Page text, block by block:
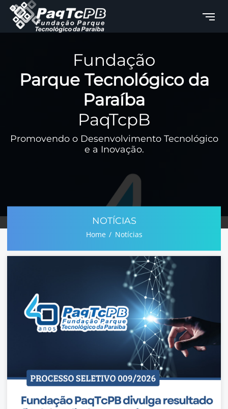
Fundação
Parque Tecnológico da
Paraíba
PaqTcpB
Promovendo o Desenvolvimento Tecnológico
e a Inovação.
NOTÍCIAS
Home Notícias